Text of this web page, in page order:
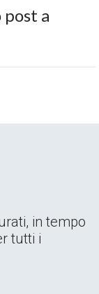
post a
in tempo
tutti i